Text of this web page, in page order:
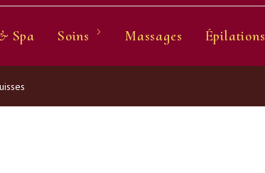
Spa Soins Massages Épilations